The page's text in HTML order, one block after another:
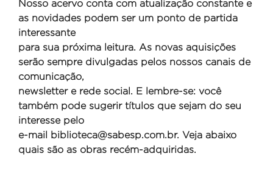
Nosso acervo conta com atualização constante e
as novidades podem ser um ponto de partida
interessante
para sua próxima leitura. As novas aquisições
serão sempre divulgadas pelos nossos canais de
comunicação,
newsletter e rede social. E lembre-se: você
também pode sugerir títulos que sejam do seu
interesse pelo
e-mail
biblioteca@sabesp.com.br. Veja abaixo
quais são as obras recém-adquiridas.